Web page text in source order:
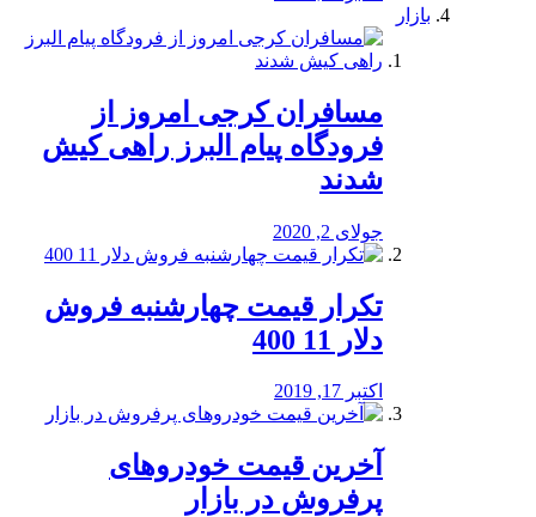
بازار
مسافران کرجی امروز از
فرودگاه پیام البرز راهی کیش
شدند
جولای 2, 2020
تکرار قیمت چهارشنبه فروش
دلار 11 400
اکتبر 17, 2019
آخرین قیمت خودرو‌های
پرفروش در بازار